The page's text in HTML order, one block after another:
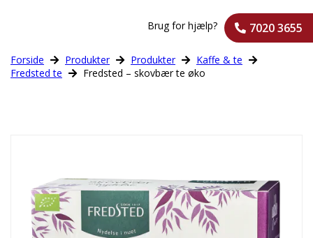
Brug for hjælp? 7020 3655
Forside Produkter Produkter
Kaffe & te
Fredsted te
Fredsted – skovbær te øko